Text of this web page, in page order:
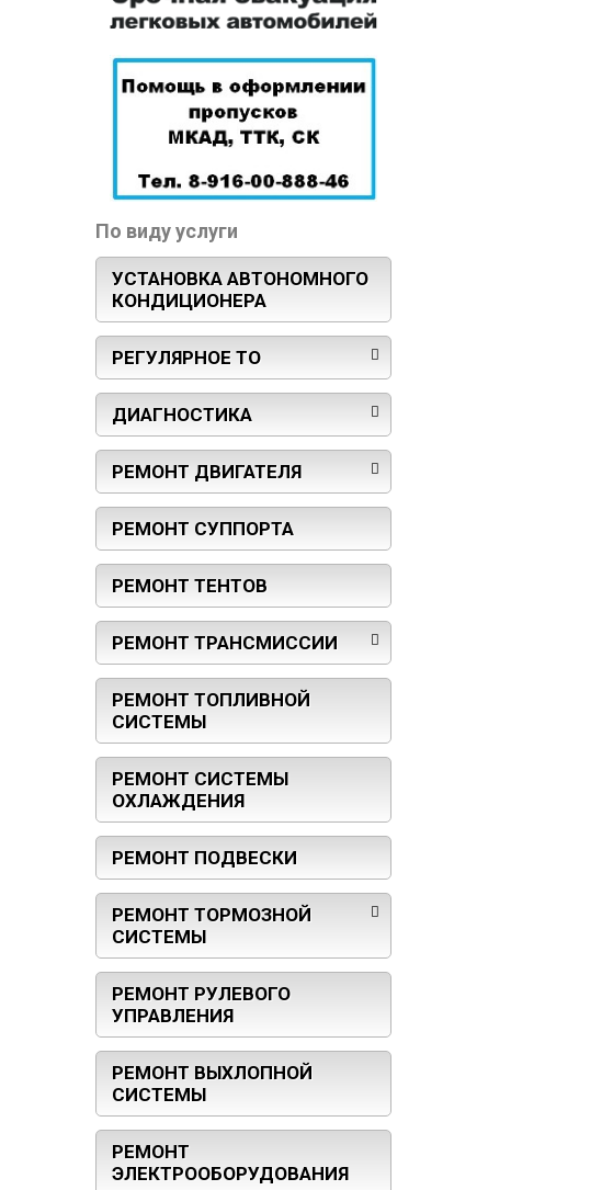
По виду услуги
УСТАНОВКА АВТОНОМНОГО
КОНДИЦИОНЕРА
РЕГУЛЯРНОЕ ТО
ДИАГНОСТИКА
РЕМОНТ ДВИГАТЕЛЯ
РЕМОНТ СУППОРТА
РЕМОНТ ТЕНТОВ
РЕМОНТ ТРАНСМИССИИ
РЕМОНТ ТОПЛИВНОЙ
СИСТЕМЫ
РЕМОНТ СИСТЕМЫ
ОХЛАЖДЕНИЯ
РЕМОНТ ПОДВЕСКИ
РЕМОНТ ТОРМОЗНОЙ
СИСТЕМЫ
РЕМОНТ РУЛЕВОГО
УПРАВЛЕНИЯ
РЕМОНТ ВЫХЛОПНОЙ
СИСТЕМЫ
РЕМОНТ
ЭЛЕКТРООБОРУДОВАНИЯ